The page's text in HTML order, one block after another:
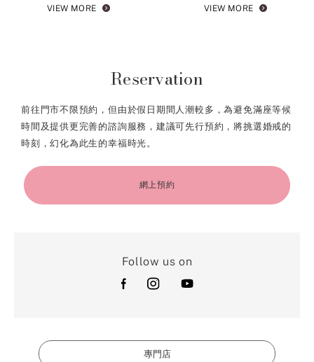
VIEW MORE VIEW MORE
Reservation
前往門市不限預約，但由於假日期間人潮較多，為避免滿座等候
時間及提供更完善的諮詢服務，建議可先行預約，將挑選婚戒的
時刻，幻化為此生的幸福時光。
網上預約
Follow us on
專門店